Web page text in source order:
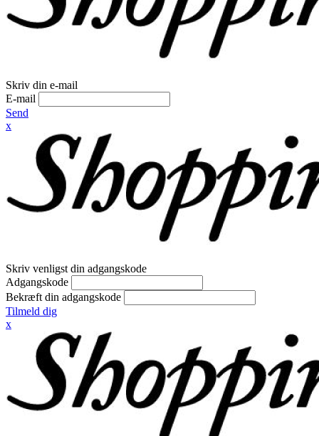
Skriv din e-mail
E-mail
Send
x
Skriv venligst din adgangskode
Adgangskode
Bekræft din adgangskode
Tilmeld dig
x